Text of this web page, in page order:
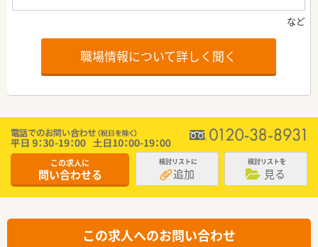
職場情報について詳しく聞く
この求人に
問い合わせる
検討リストに
追加
検討リストを
見る
この求人へのお問い合わせ